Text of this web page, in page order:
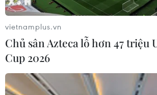
cung cấp 40 trực thăng tấn công MI-
theo một hợp đồng song phương.
vietnamplus.vn
Chủ sân Azteca lỗ hơn 47 triệu
Cup 2026